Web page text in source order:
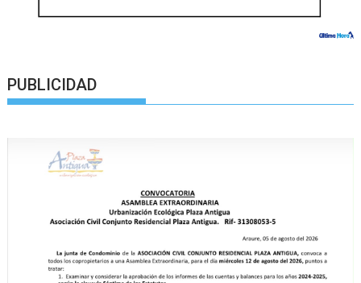
PUBLICIDAD